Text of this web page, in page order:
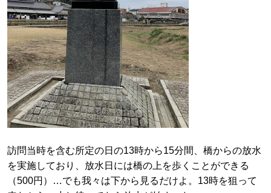
訪問当時を含む所定の日の13時から15分間、橋からの放水
を実施しており、放水日には橋の上を歩くことができる
（500円）…でも我々は下から見るだけよ。13時を狙って